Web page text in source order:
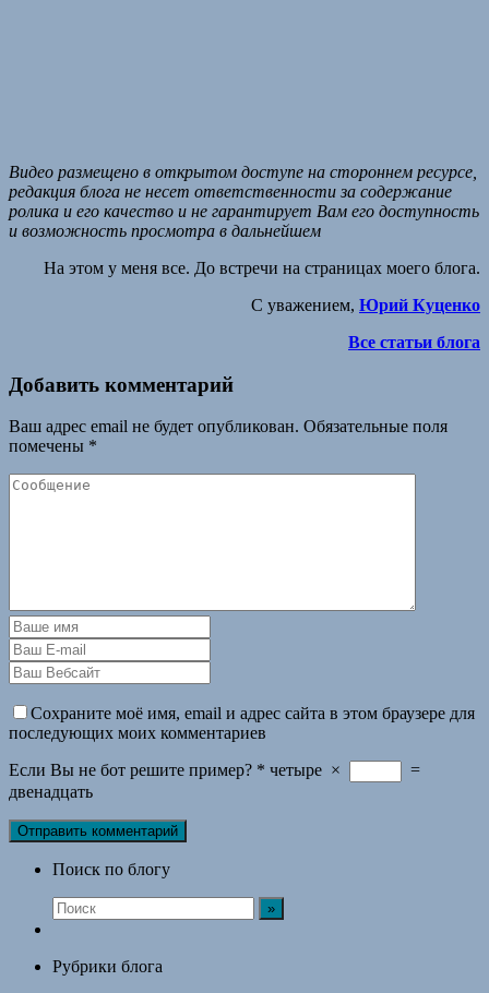
Видео размещено в открытом доступе на стороннем ресурсе,
редакция блога не несет ответственности за содержание
ролика и его качество и не гарантирует Вам его доступность
и возможность просмотра в дальнейшем
На этом у меня все. До встречи на страницах моего блога.
С уважением, Юрий Куценко
Все статьи блога
Добавить комментарий
Ваш адрес email не будет опубликован. Обязательные поля
помечены *
Сохраните моё имя, email и адрес сайта в этом браузере для
последующих моих комментариев
Если Вы не бот решите пример? * четыре ×
=
двенадцать
Поиск по блогу
Рубрики блога